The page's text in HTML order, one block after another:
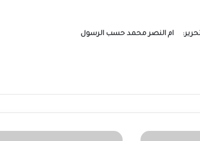
ام النصر محمد حسب الرسول
مقتل